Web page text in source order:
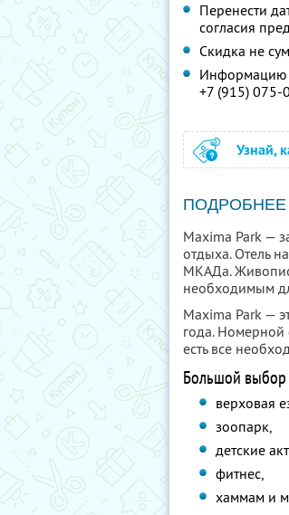
Перенести
согласия
Скидка не
Информацию
+7 (915) 075-
Узнай,
Maxima Park —
отдыха. Отель
МКАДа.
необходимым
Maxima Park —
года. Номерной
есть все
Большой выбор
верховая
зоопарк,
детские
фитнес,
хаммам и